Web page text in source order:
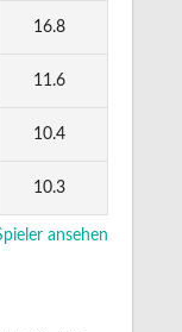
16.8
11.6
10.4
10.3
ansehen